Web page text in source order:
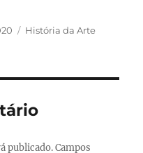
Categorias
História da Arte
publicado. Campos